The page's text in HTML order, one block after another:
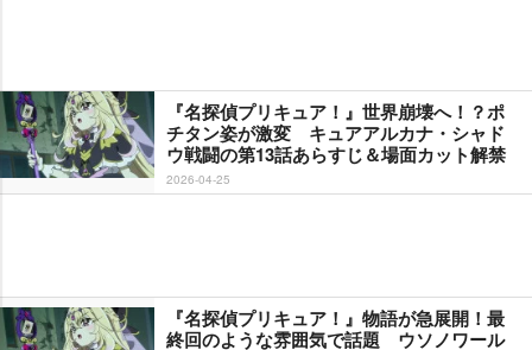
『名探偵プリキュア！』世界崩壊へ！？ポ
チタン姿が激変 キュアアルカナ・シャド
ウ戦闘の第13話あらすじ＆場面カット解禁
2026-04-25
『名探偵プリキュア！』物語が急展開！最
終回のような雰囲気で話題 ウソノワール